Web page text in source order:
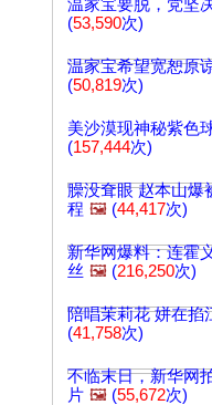
温家宝要脱，党坚
(53,590次)
温家宝希望宽恕原
(50,819次)
美沙漠现神秘紫色
(157,444次)
臊没耷眼 赵本山爆
程 🖼️ (44,417次)
新华网爆料：连霍
丝 🖼️ (216,250次)
陪唱茉莉花 姘在掐
(41,758次)
不临末日，新华网
片 🖼️ (55,672次)